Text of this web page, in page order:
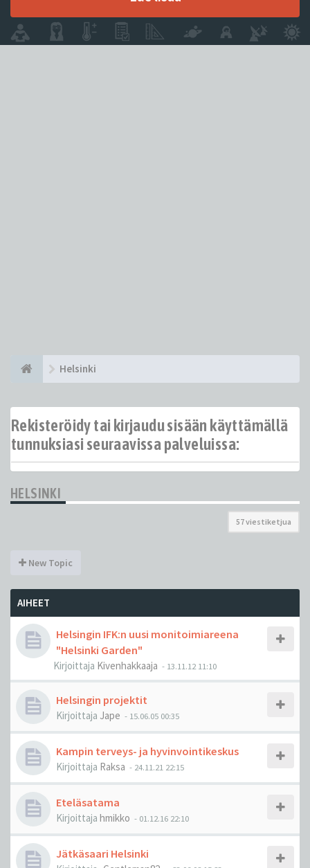
Helsinki
Rekisteröidy tai kirjaudu sisään käyttämällä
tunnuksiasi seuraavissa palveluissa:
HELSINKI
57 viestiketjua
New Topic
AIHEET
Helsingin IFK:n uusi monitoimiareena
"Helsinki Garden"
Kirjoittaja Kivenhakkaaja - 13.11.12 11:10
Helsingin projektit
Kirjoittaja Jape - 15.06.05 00:35
Kampin terveys- ja hyvinvointikeskus
Kirjoittaja Raksa - 24.11.21 22:15
Eteläsatama
Kirjoittaja hmikko - 01.12.16 22:10
Jätkäsaari Helsinki